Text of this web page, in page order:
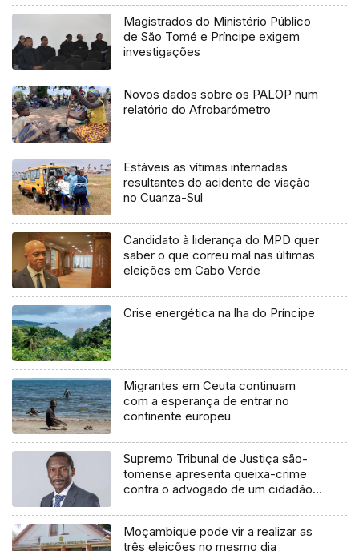
Magistrados do Ministério Público
de São Tomé e Príncipe exigem
investigações
Novos dados sobre os PALOP num
relatório do Afrobarómetro
Estáveis as vítimas internadas
resultantes do acidente de viação
no Cuanza-Sul
Candidato à liderança do MPD quer
saber o que correu mal nas últimas
eleições em Cabo Verde
Crise energética na lha do Príncipe
Migrantes em Ceuta continuam
com a esperança de entrar no
continente europeu
Supremo Tribunal de Justiça são-
tomense apresenta queixa-crime
contra o advogado de um cidadão
Moçambique pode vir a realizar as
três eleições no mesmo dia